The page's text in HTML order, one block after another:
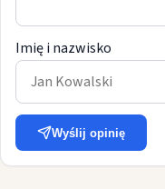
Imię i nazwisko
Wyślij opinię